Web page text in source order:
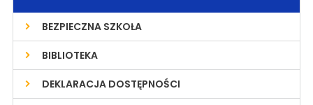
BEZPIECZNA SZKOŁA
BIBLIOTEKA
DEKLARACJA DOSTĘPNOŚCI